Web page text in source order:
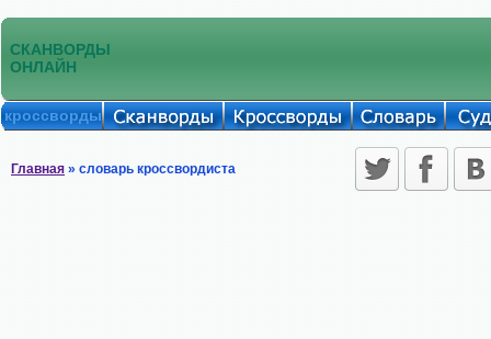
СКАНВОРДЫ
ОНЛАЙН
кроссворды
Главная » словарь кроссвордиста